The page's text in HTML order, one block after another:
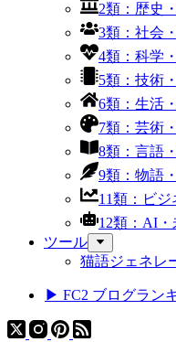
2類：歴史
3類：社会
4類：科学
5類：技術
6類：生活
7類：芸術
8類：言語
9類：物語
11類：ビ
12類：AI・
ツール
猫語ジェネレ
▶ FC2 ブログラン